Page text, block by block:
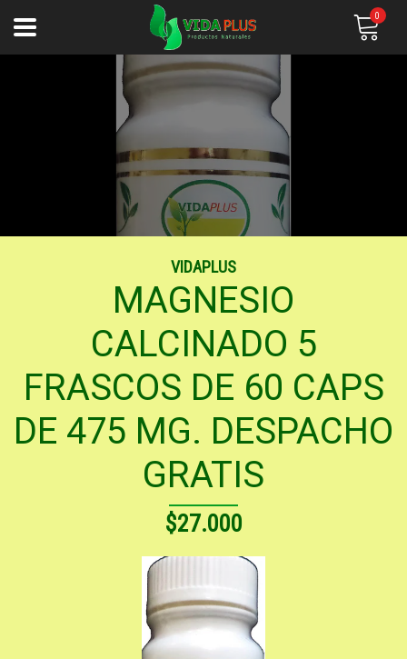
0
VIDAPLUS
MAGNESIO
CALCINADO 5
FRASCOS DE 60 CAPS
DE 475 MG. DESPACHO
GRATIS
$27.000